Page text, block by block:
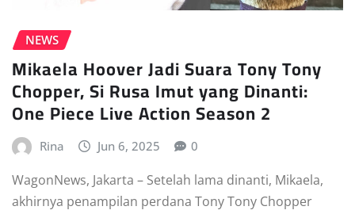
NEWS
Mikaela Hoover Jadi Suara Tony Tony
Chopper, Si Rusa Imut yang Dinanti:
One Piece Live Action Season 2
Rina Jun 6, 2025 0
WagonNews, Jakarta – Setelah lama dinanti, Mikaela,
akhirnya penampilan perdana Tony Tony Chopper